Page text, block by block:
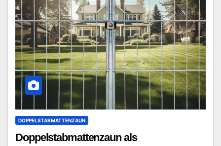
DOPPELSTABMATTENZAUN
Doppelstabmattenzaun als